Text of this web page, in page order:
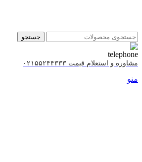
جستجو
مشاوره و استعلام قیمت ۰۲۱۵۵۲۴۴۳۳۳
منو